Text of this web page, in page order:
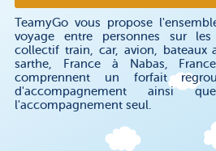
TeamyGo vous propose
voyage entre personnes sur
collectif train, car, avion, bateaux
sarthe, France à Nabas,
comprennent un forfait
d'accompagnement ainsi
l'accompagnement seul.